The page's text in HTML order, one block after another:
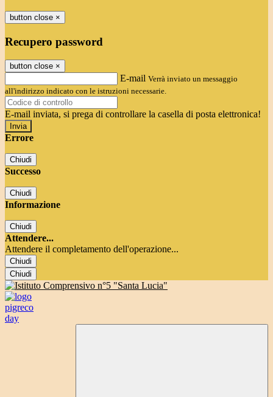
button close ×
Recupero password
button close ×
E-mail Verrà inviato un messaggio
all'indirizzo indicato con le istruzioni necessarie.
E-mail inviata, si prega di controllare la casella di posta elettronica!
Errore
Chiudi
Successo
Chiudi
Informazione
Chiudi
Attendere...
Attendere il completamento dell'operazione...
Chiudi
Chiudi